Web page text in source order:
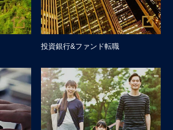
投資銀行&ファンド転職